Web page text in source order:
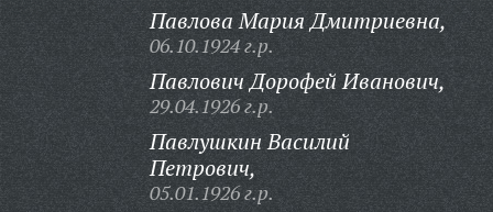
Павлова Мария Дмитриевна,
06.10.1924 г.р.
Павлович Дорофей Иванович,
29.04.1926 г.р.
Павлушкин Василий
Петрович,
05.01.1926 г.р.